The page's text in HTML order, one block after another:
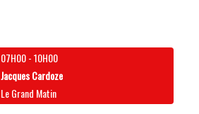
07H00-10H00
Jacques Cardoze
Le Grand Matin